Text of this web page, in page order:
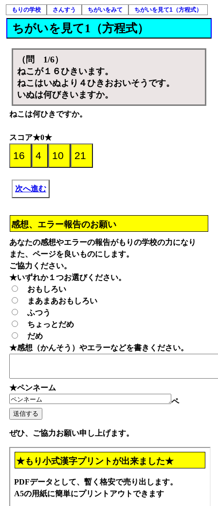
もりの学校 さんすう ちがいをみて ちがいを見て1（方程式）
ちがいを見て1（方程式）
（問 1/6）
ねこが１６ひきいます。
ねこはいぬより４ひきおおいそうです。
いぬは何びきいますか。
ねこは何ひきですか。
スコア★0★
次へ進む
感想、エラー報告のお願い
あなたの感想やエラーの報告がもりの学校の力になり
また、ページを良いものにします。
ご協力ください。
★いずれか１つお選びください。
おもしろい
まあまあおもしろい
ふつう
ちょっとだめ
だめ
★感想（かんそう）やエラーなどを書きください。
★ペンネーム
ペ
ぜひ、ご協力お願い申し上げます。